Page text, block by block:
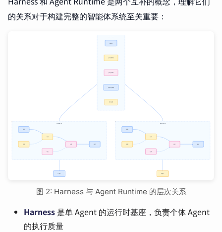
的关系对于构建完整的智能体系统至关重要：
图 2: Harness 与 Agent Runtime 的层次关系
Harness 是单 Agent 的运行时基座，负责个体 Agent
的执行质量